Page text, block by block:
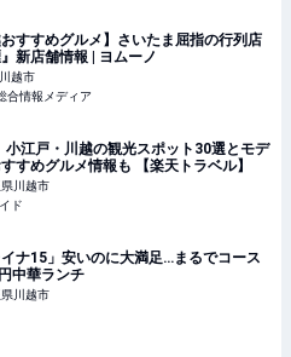
おすすめグルメ】さいたま屈指の行列店
』新店舗情報 | ヨムーノ
越市
合情報メディア
小江戸・川越の観光スポット30選とモデ
すめグルメ情報も 【楽天トラベル】
川越市
ド
ナ15」安いのに大満足…まるでコース
中華ランチ
川越市